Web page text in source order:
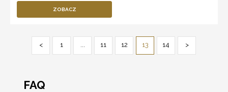
ZOBACZ
< 1 11 12 13 14 >
FAQ